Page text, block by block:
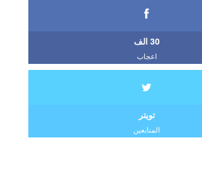
30 الف
اعجاب
تويتر
المتابعين